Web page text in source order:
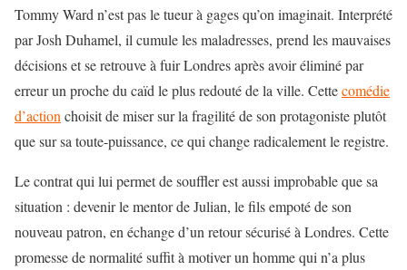
Tommy Ward n’est pas le tueur à gages qu’on imaginait. Interprété
par Josh Duhamel, il cumule les maladresses, prend les mauvaises
décisions et se retrouve à fuir Londres après avoir éliminé par
erreur un proche du caïd le plus redouté de la ville. Cettecomédie
d’action choisit de miser sur la fragilité de son protagoniste plutôt
que sur sa toute-puissance, ce qui change radicalement le registre.
Le contrat qui lui permet de souffler est aussi improbable que sa
situation : devenir le mentor de Julian, le fils empoté de son
nouveau patron, en échange d’un retour sécurisé à Londres. Cette
promesse de normalité suffit à motiver un homme qui n’a plus